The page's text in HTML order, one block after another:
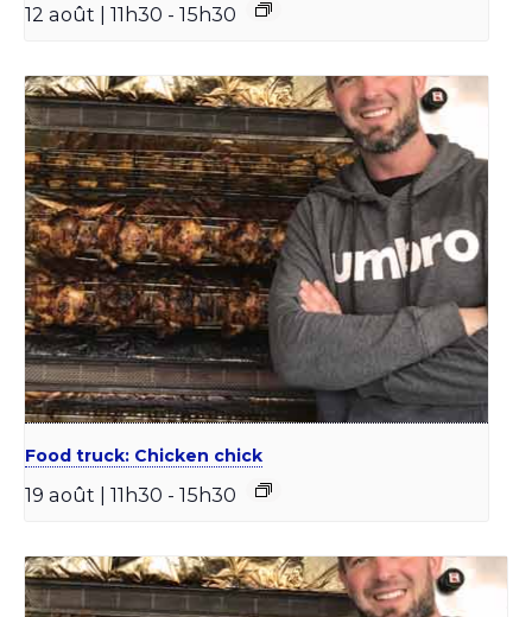
12 août | 11h30 - 15h30
Food truck: Chicken chick
19 août | 11h30 - 15h30